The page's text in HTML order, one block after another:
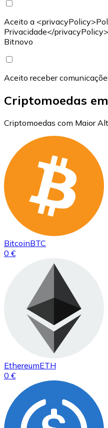
Aceito a
Privacidade</
Bitnovo
Aceito receber
Criptomoedas
Criptomoedas com Maior
BitcoinBTC
0 €
EthereumETH
0 €